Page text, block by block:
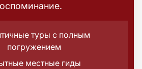
туры с полным
погружением
местные гиды